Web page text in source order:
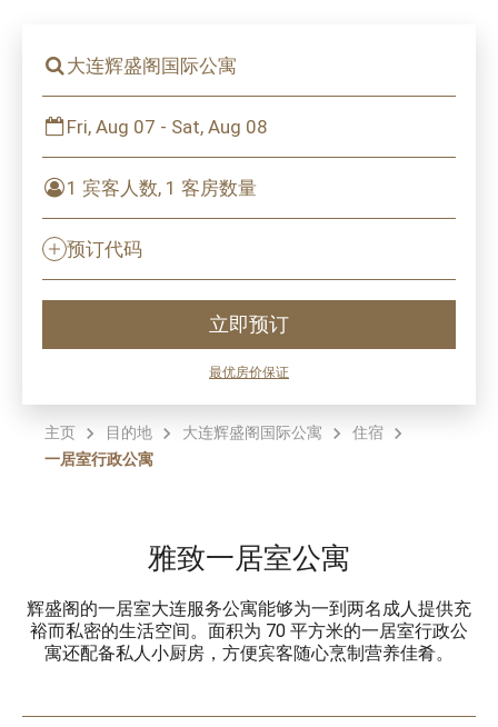
大连辉盛阁国际公寓
Fri, Aug 07 - Sat, Aug 08
1 宾客人数, 1 客房数量
预订代码
立即预订
最优房价保证
主页 目的地 大连辉盛阁国际公寓
住宿
一居室行政公寓
雅致一居室公寓
辉盛阁的一居室大连服务公寓能够为一到两名成人提供充
裕而私密的生活空间。面积为 70 平方米的一居室行政公
寓还配备私人小厨房，方便宾客随心烹制营养佳肴。